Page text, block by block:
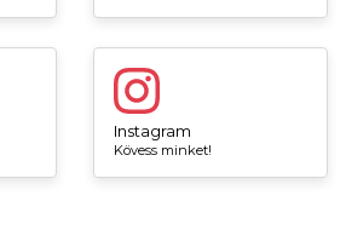
Instagram
Kövess minket!